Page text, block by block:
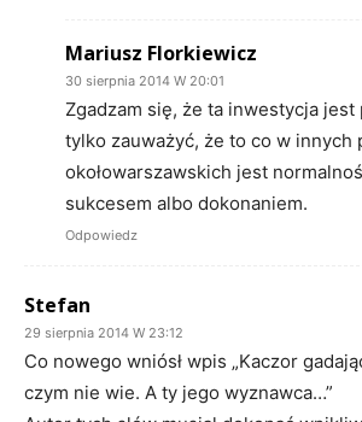
Mariusz Florkiewicz
30 sierpnia 2014 W 20:01
Zgadzam się, że ta inwestycja
tylko zauważyć, że to co w innych
okołowarszawskich jest
sukcesem albo dokonaniem.
Odpowiedz
Stefan
29 sierpnia 2014 W 23:12
Co nowego wniósł wpis „Kaczor
czym nie wie. A ty jego wyznawca…”